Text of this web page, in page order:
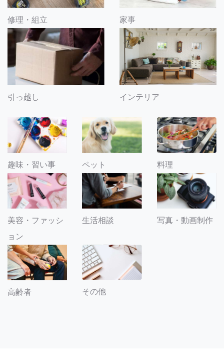
修理・組立 家事
引っ越し インテリア
趣味・習い事 ペット 料理
美容・ファッシ
ョン
生活相談 写真・動画制作
高齢者 その他